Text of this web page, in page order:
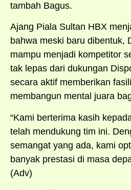
tambah Bagus.
Ajang Piala Sultan HBX
bahwa meski baru dibentuk,
mampu menjadi kompetitor
tak lepas dari dukungan
secara aktif memberikan
membangun mental juara
“Kami berterima kasih
telah mendukung tim ini.
semangat yang ada, kami
banyak prestasi di masa
(Adv)